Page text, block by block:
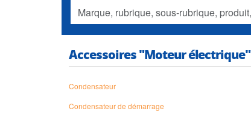
Accessoires "Moteur électrique"
Condensateur
Condensateur de démarrage